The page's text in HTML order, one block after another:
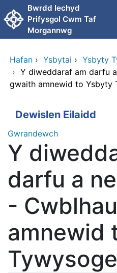
Neidio i'r prif gynnwy
Bwrdd Iechyd
Prifysgol Cwm Taf
Morgannwg
Hafan › Ysbytai › Ysbyty
› Y diweddaraf am darfu
gwaith amnewid to Ysbyty
Dewislen Eilaidd
Gwrandewch
Y
darfu a
-
amnewid